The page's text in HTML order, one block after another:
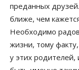
преданных
ближе, чем
Необходимо
жизни, тому
у этих родителей,